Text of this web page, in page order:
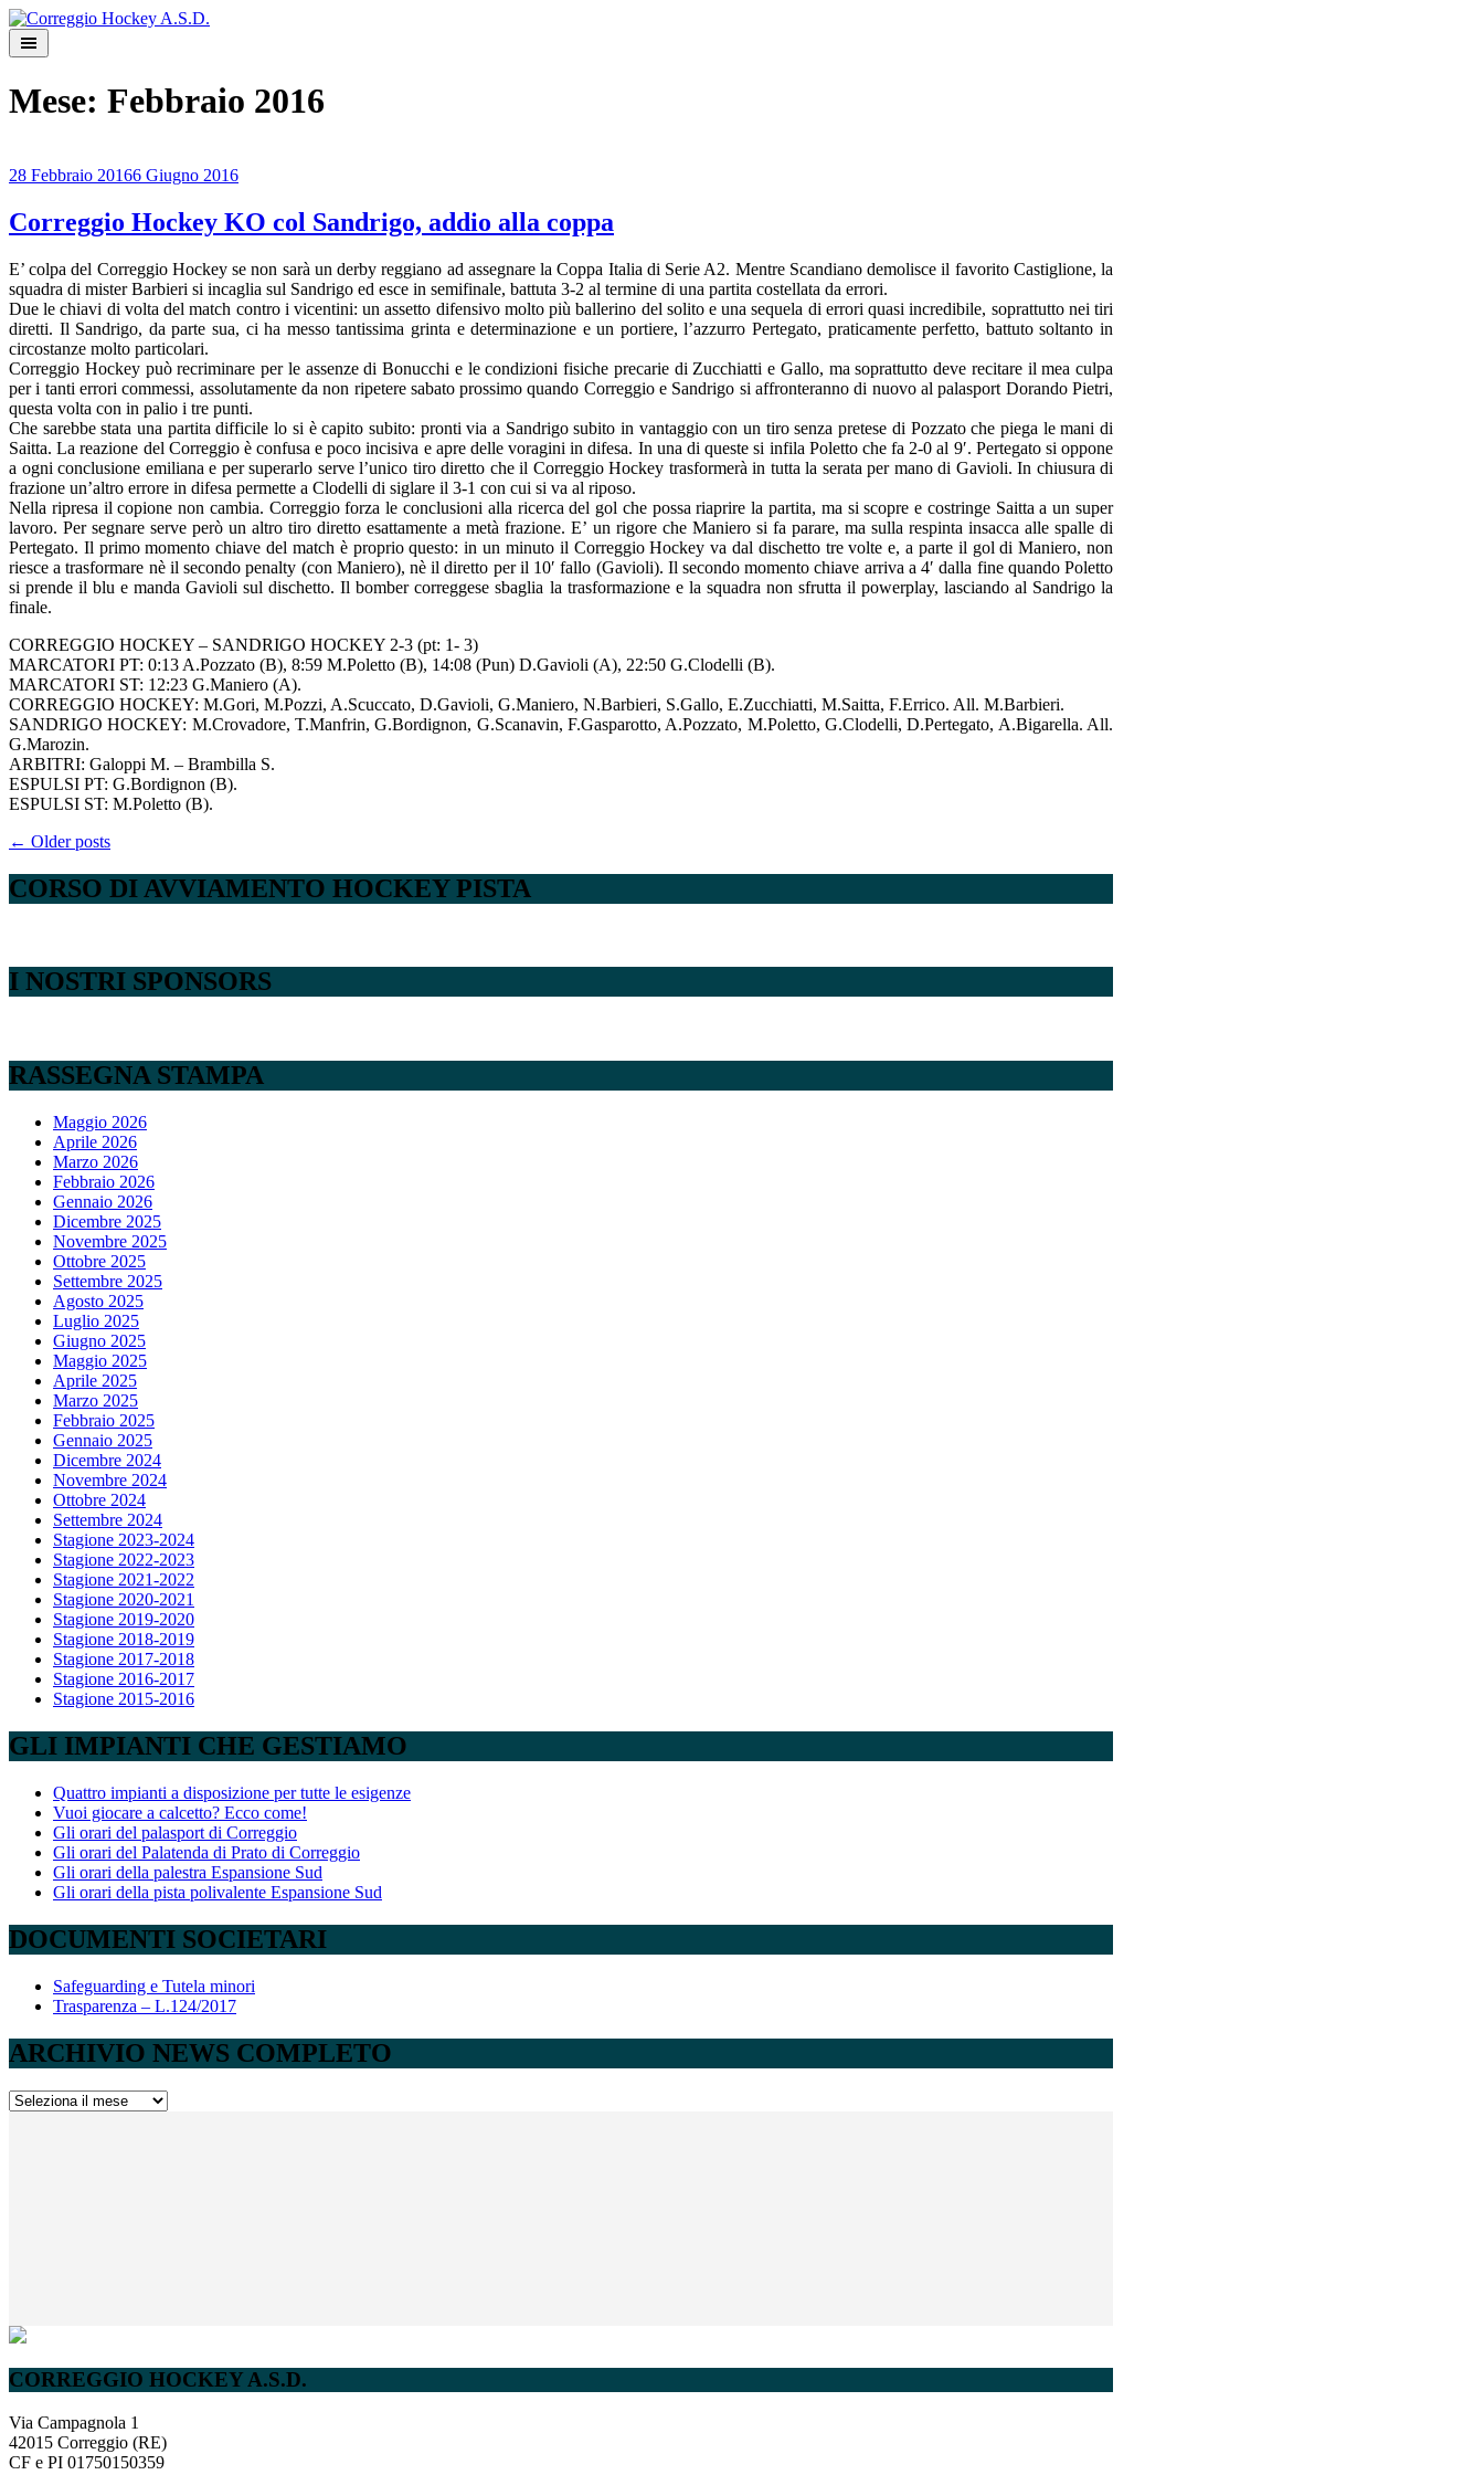
Skip
to
content
Mese: Febbraio 2016
28 Febbraio 20166 Giugno 2016
Correggio Hockey KO col Sandrigo, addio alla coppa
E’ colpa del Correggio Hockey se non sarà un derby reggiano ad assegnare la Coppa Italia di Serie A2. Mentre Scandiano demolisce il favorito Castiglione, la
squadra di mister Barbieri si incaglia sul Sandrigo ed esce in semifinale, battuta 3-2 al termine di una partita costellata da errori.
Due le chiavi di volta del match contro i vicentini: un assetto difensivo molto più ballerino del solito e una sequela di errori quasi incredibile, soprattutto nei tiri
diretti. Il Sandrigo, da parte sua, ci ha messo tantissima grinta e determinazione e un portiere, l’azzurro Pertegato, praticamente perfetto, battuto soltanto in
circostanze molto particolari.
Correggio Hockey può recriminare per le assenze di Bonucchi e le condizioni fisiche precarie di Zucchiatti e Gallo, ma soprattutto deve recitare il mea culpa
per i tanti errori commessi, assolutamente da non ripetere sabato prossimo quando Correggio e Sandrigo si affronteranno di nuovo al palasport Dorando Pietri,
questa volta con in palio i tre punti.
Che sarebbe stata una partita difficile lo si è capito subito: pronti via a Sandrigo subito in vantaggio con un tiro senza pretese di Pozzato che piega le mani di
Saitta. La reazione del Correggio è confusa e poco incisiva e apre delle voragini in difesa. In una di queste si infila Poletto che fa 2-0 al 9′. Pertegato si oppone
a ogni conclusione emiliana e per superarlo serve l’unico tiro diretto che il Correggio Hockey trasformerà in tutta la serata per mano di Gavioli. In chiusura di
frazione un’altro errore in difesa permette a Clodelli di siglare il 3-1 con cui si va al riposo.
Nella ripresa il copione non cambia. Correggio forza le conclusioni alla ricerca del gol che possa riaprire la partita, ma si scopre e costringe Saitta a un super
lavoro. Per segnare serve però un altro tiro diretto esattamente a metà frazione. E’ un rigore che Maniero si fa parare, ma sulla respinta insacca alle spalle di
Pertegato. Il primo momento chiave del match è proprio questo: in un minuto il Correggio Hockey va dal dischetto tre volte e, a parte il gol di Maniero, non
riesce a trasformare nè il secondo penalty (con Maniero), nè il diretto per il 10′ fallo (Gavioli). Il secondo momento chiave arriva a 4′ dalla fine quando Poletto
si prende il blu e manda Gavioli sul dischetto. Il bomber correggese sbaglia la trasformazione e la squadra non sfrutta il powerplay, lasciando al Sandrigo la
finale.
CORREGGIO HOCKEY – SANDRIGO HOCKEY 2-3 (pt: 1- 3)
MARCATORI PT: 0:13 A.Pozzato (B), 8:59 M.Poletto (B), 14:08 (Pun) D.Gavioli (A), 22:50 G.Clodelli (B).
MARCATORI ST: 12:23 G.Maniero (A).
CORREGGIO HOCKEY: M.Gori, M.Pozzi, A.Scuccato, D.Gavioli, G.Maniero, N.Barbieri, S.Gallo, E.Zucchiatti, M.Saitta, F.Errico. All. M.Barbieri.
SANDRIGO HOCKEY: M.Crovadore, T.Manfrin, G.Bordignon, G.Scanavin, F.Gasparotto, A.Pozzato, M.Poletto, G.Clodelli, D.Pertegato, A.Bigarella. All.
G.Marozin.
ARBITRI: Galoppi M. – Brambilla S.
ESPULSI PT: G.Bordignon (B).
ESPULSI ST: M.Poletto (B).
Posts
navigation
← Older posts
CORSO DI AVVIAMENTO HOCKEY PISTA
I NOSTRI SPONSORS
RASSEGNA STAMPA
Maggio 2026
Aprile 2026
Marzo 2026
Febbraio 2026
Gennaio 2026
Dicembre 2025
Novembre 2025
Ottobre 2025
Settembre 2025
Agosto 2025
Luglio 2025
Giugno 2025
Maggio 2025
Aprile 2025
Marzo 2025
Febbraio 2025
Gennaio 2025
Dicembre 2024
Novembre 2024
Ottobre 2024
Settembre 2024
Stagione 2023-2024
Stagione 2022-2023
Stagione 2021-2022
Stagione 2020-2021
Stagione 2019-2020
Stagione 2018-2019
Stagione 2017-2018
Stagione 2016-2017
Stagione 2015-2016
GLI IMPIANTI CHE GESTIAMO
Quattro impianti a disposizione per tutte le esigenze
Vuoi giocare a calcetto? Ecco come!
Gli orari del palasport di Correggio
Gli orari del Palatenda di Prato di Correggio
Gli orari della palestra Espansione Sud
Gli orari della pista polivalente Espansione Sud
DOCUMENTI SOCIETARI
Safeguarding e Tutela minori
Trasparenza – L.124/2017
ARCHIVIO NEWS COMPLETO
ARCHIVIO
CORREGGIO HOCKEY A.S.D.
Via Campagnola 1
42015 Correggio (RE)
CF e PI 01750150359